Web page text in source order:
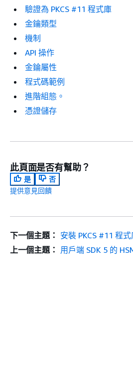
驗證為 PKCS #11 程式庫
金鑰類型
機制
API 操作
金錀屬性
程式碼範例
進階組態。
憑證儲存
此頁面是否有幫助？
是
否
提供意見回饋
下一個主題： 安裝 PKCS #11 程式
上一個主題： 用戶端 SDK 5 的